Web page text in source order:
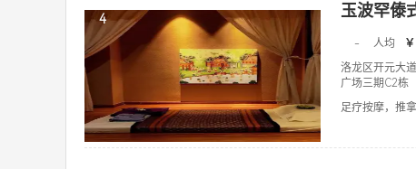
4 玉波罕傣
- 人均
洛龙区开元大
广场三期C2栋
足疗按摩，推